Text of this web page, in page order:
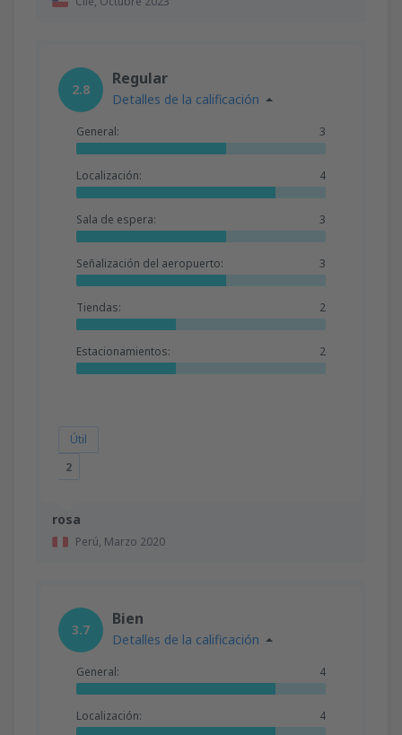
rosa
Perú, Marzo 2020
2.8
Regular
Detalles de la calificación
General: 3
Localización: 4
Sala de espera: 3
Señalización del aeropuerto: 3
Tiendas: 2
Estacionamientos: 2
Útil
2
3.7
Bien
Detalles de la calificación
General: 4
Localización: 4